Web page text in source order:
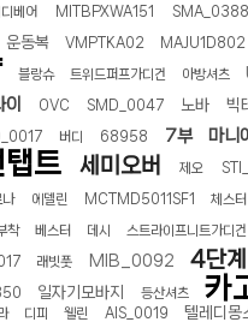
베어 MITBPXWA151 SMA_0388
운동복 VMPTKA02 MAJU1D802
블랑슈 트위드퍼프가디건 아방셔츠
OVC SMD_0047 노바 빅
버디 68958 7부 마니
탭트 세미오버 제오
나 에델린 MCTMD5011SF1 체스터
착 베스터 데시 스트라이프니트가디건
래빗풋 MIB_0092 4단계
일자기모바지 등산셔츠 카
디피 웰린 AIS_0019 텔레디몽